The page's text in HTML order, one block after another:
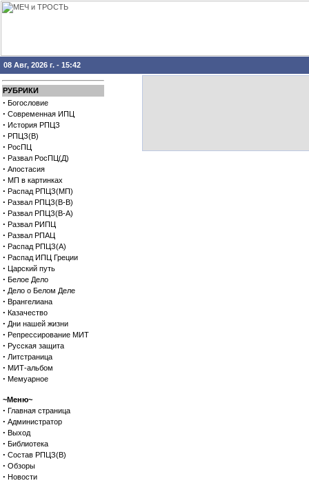
08 Авг, 2026 г. - 15:42
РУБРИКИ
· Богословие
· Современная ИПЦ
· История РПЦЗ
· РПЦЗ(В)
· РосПЦ
· Развал РосПЦ(Д)
· Апостасия
· МП в картинках
· Распад РПЦЗ(МП)
· Развал РПЦЗ(В-В)
· Развал РПЦЗ(В-А)
· Развал РИПЦ
· Развал РПАЦ
· Распад РПЦЗ(А)
· Распад ИПЦ Греции
· Царский путь
· Белое Дело
· Дело о Белом Деле
· Врангелиана
· Казачество
· Дни нашей жизни
· Репрессирование МИТ
· Русская защита
· Литстраница
· МИТ-альбом
· Мемуарное
~Меню~
· Главная страница
· Администратор
· Выход
· Библиотека
· Состав РПЦЗ(В)
· Обзоры
· Новости